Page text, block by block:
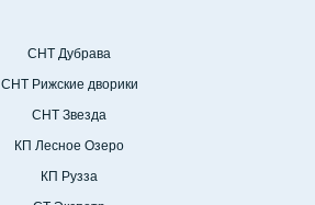
СНТ Дубрава
СНТ Рижские дворики
СНТ Звезда
КП Лесное Озеро
КП Рузза